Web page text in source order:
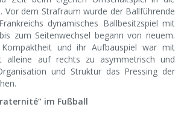
Vor dem Strafraum wurde der Ballführende
dynamisches Ballbesitzspiel mit
zum Seitenwechsel begann von neuem.
und ihr Aufbauspiel war mit
alleine auf rechts zu asymmetrisch und
und Struktur das Pressing der
im Fußball